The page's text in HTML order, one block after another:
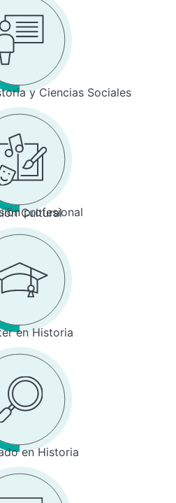
y Ciencias Sociales
profesional
Cultural
en Historia
en Historia